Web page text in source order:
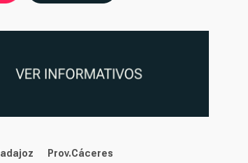
Prov.Cáceres